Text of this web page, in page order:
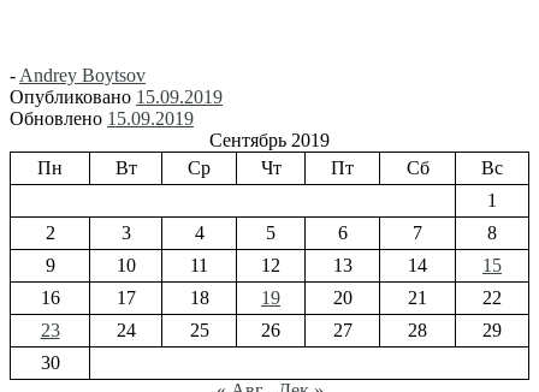
- Andrey Boytsov
Опубликовано 15.09.2019
Обновлено 15.09.2019
Сентябрь 2019
Пн
Вт Ср Чт Пт Сб
Вс
1
2
3 4 5 6 7
8
9
10 11 12 13 14
15
16
17 18 19 20 21
22
23
24 25 26 27 28
29
30